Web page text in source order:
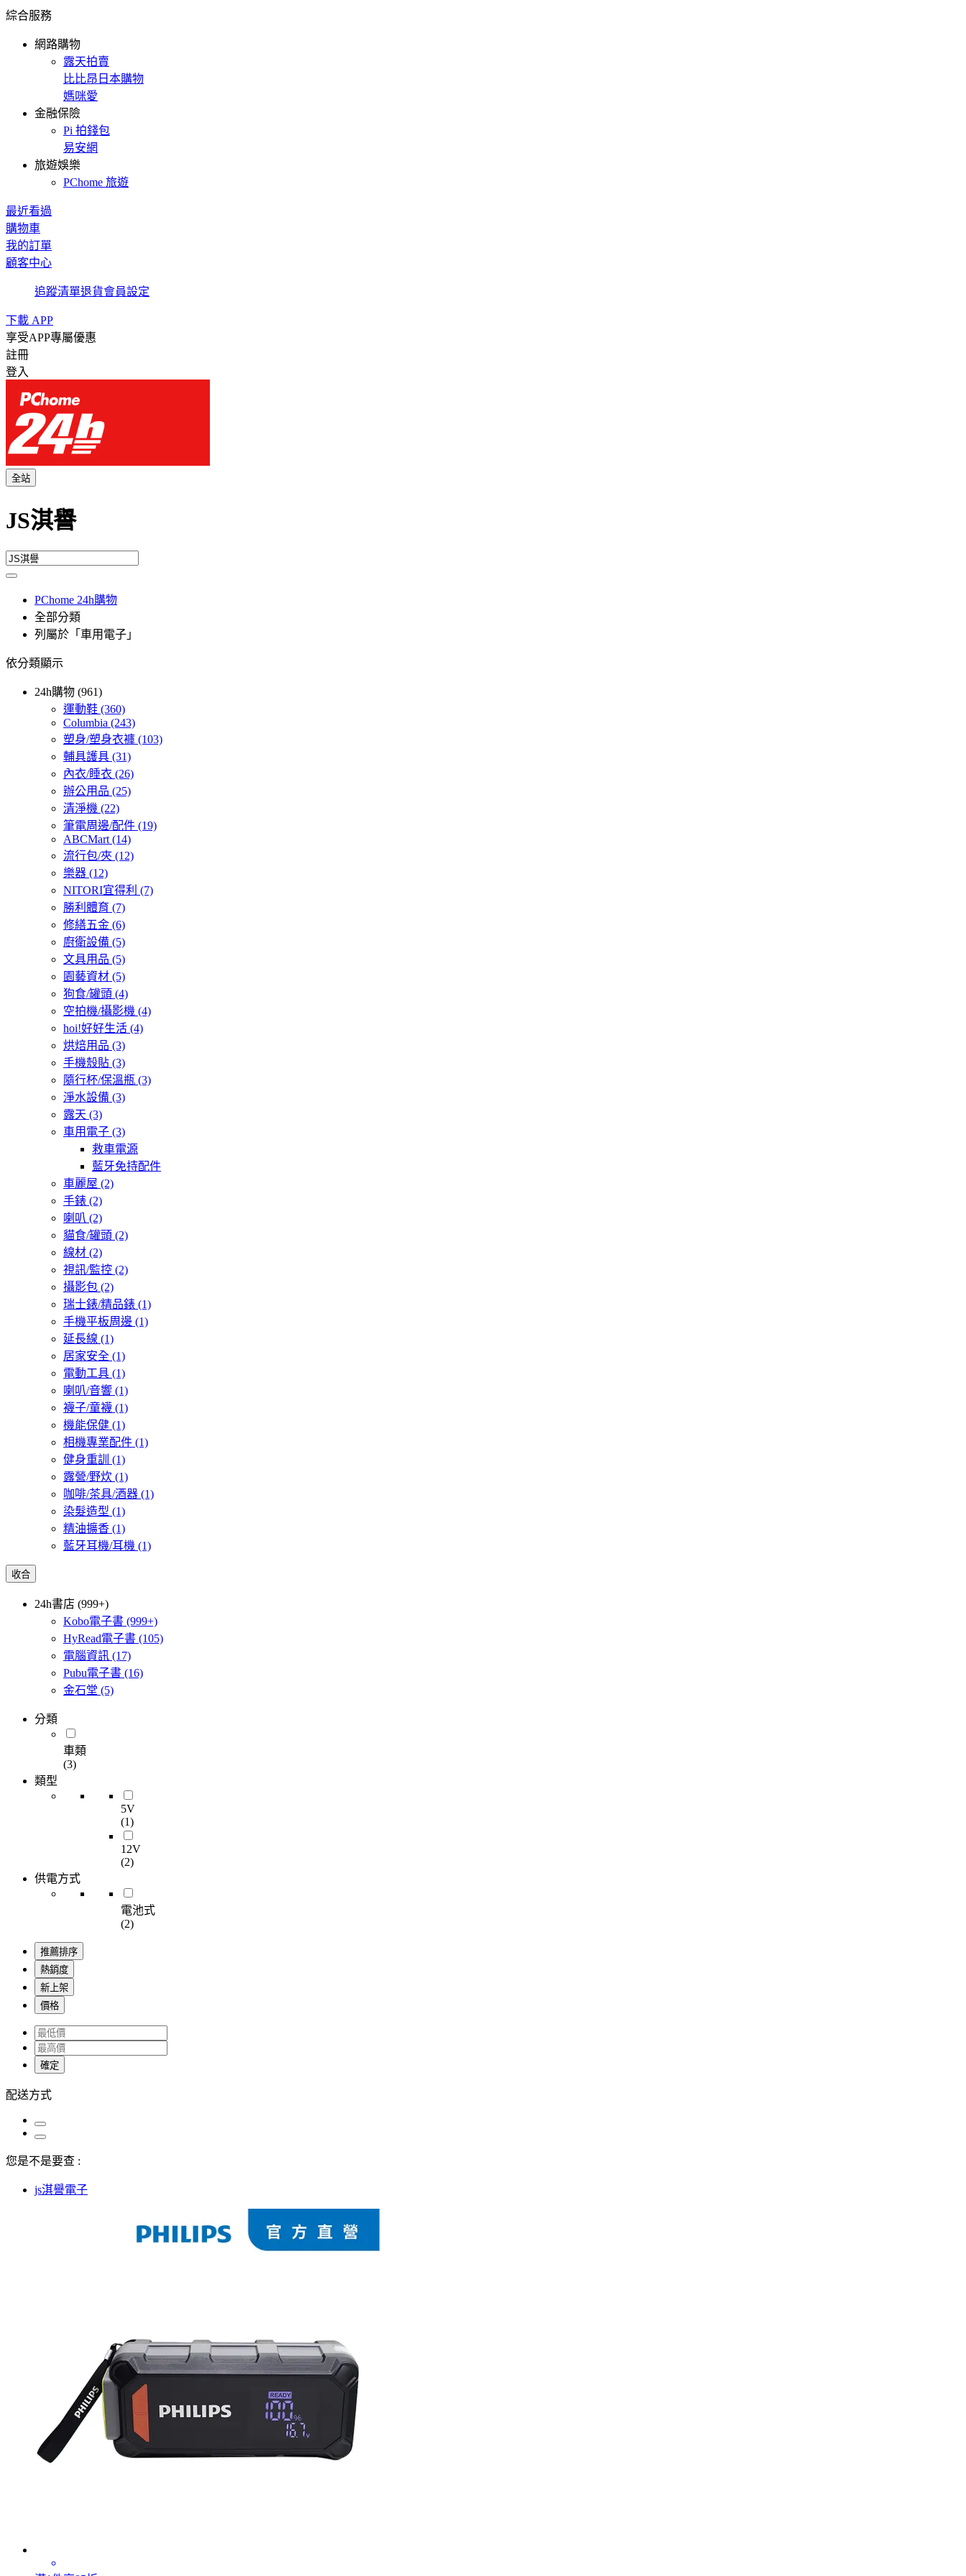
綜合服務
網路購物
露天拍賣
比比昂日本購物
媽咪愛
金融保險
Pi 拍錢包
易安網
旅遊娛樂
PChome 旅遊
最近看過
購物車
我的訂單
顧客中心
追蹤清單退貨會員設定
下載 APP
享受APP專屬優惠
註冊
登入
全站
JS淇譽
PChome 24h購物
全部分類
列屬於「車用電子」
依分類顯示
24h購物 (961)
運動鞋 (360)
Columbia (243)
塑身/塑身衣褲 (103)
輔具護具 (31)
內衣/睡衣 (26)
辦公用品 (25)
清淨機 (22)
筆電周邊/配件 (19)
ABCMart (14)
流行包/夾 (12)
樂器 (12)
NITORI宜得利 (7)
勝利體育 (7)
修繕五金 (6)
廚衛設備 (5)
文具用品 (5)
園藝資材 (5)
狗食/罐頭 (4)
空拍機/攝影機 (4)
hoi!好好生活 (4)
烘焙用品 (3)
手機殼貼 (3)
隨行杯/保溫瓶 (3)
淨水設備 (3)
露天 (3)
車用電子 (3)
救車電源
藍牙免持配件
車麗屋 (2)
手錶 (2)
喇叭 (2)
貓食/罐頭 (2)
線材 (2)
視訊/監控 (2)
攝影包 (2)
瑞士錶/精品錶 (1)
手機平板周邊 (1)
延長線 (1)
居家安全 (1)
電動工具 (1)
喇叭/音響 (1)
襪子/童襪 (1)
機能保健 (1)
相機專業配件 (1)
健身重訓
(1)
露營/野炊 (1)
咖啡/茶具/酒器 (1)
染髮造型 (1)
精油擴香 (1)
藍牙耳機/耳機 (1)
收合
24h書店 (999+)
Kobo電子書 (999+)
HyRead電子書 (105)
電腦資訊 (17)
Pubu電子書 (16)
金石堂 (5)
分類
車類
(3)
類型
5V
(1)
12V
(2)
供電方式
電池式
(2)
推薦排序
熱銷度
新上架
價格
確定
配送方式
您是不是要查 :
js淇譽電子